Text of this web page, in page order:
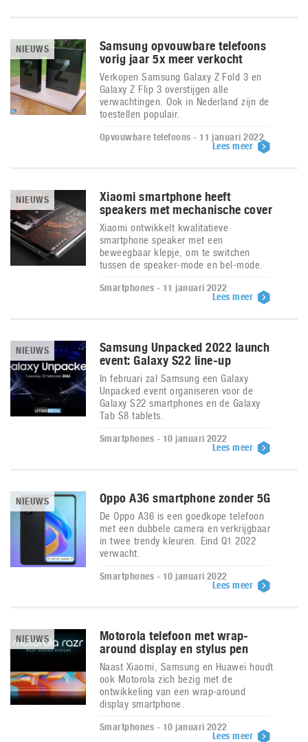
NIEUWS
Samsung opvouwbare telefoons
vorig jaar 5x meer verkocht
Verkopen Samsung Galaxy Z Fold 3 en
Galaxy Z Flip 3 overstijgen alle
verwachtingen. Ook in Nederland zijn de
toestellen populair.
Opvouwbare telefoons - 11 januari 2022
Lees meer
NIEUWS
Xiaomi smartphone heeft
speakers met mechanische cover
Xiaomi ontwikkelt kwalitatieve
smartphone speaker met een
beweegbaar klepje, om te switchen
tussen de speaker-mode en bel-mode.
Smartphones - 11 januari 2022
Lees meer
NIEUWS
Samsung Unpacked 2022 launch
event: Galaxy S22 line-up
In februari zal Samsung een Galaxy
Unpacked event organiseren voor de
Galaxy S22 smartphones en de Galaxy
Tab S8 tablets.
Smartphones - 10 januari 2022
Lees meer
NIEUWS Oppo A36 smartphone zonder 5G
De Oppo A36 is een goedkope telefoon
met een dubbele camera en verkrijgbaar
in twee trendy kleuren. Eind Q1 2022
verwacht.
Smartphones - 10 januari 2022
Lees meer
NIEUWS
Motorola telefoon met wrap-
around display en stylus pen
Naast Xiaomi, Samsung en Huawei houdt
ook Motorola zich bezig met de
ontwikkeling van een wrap-around
display smartphone.
Smartphones - 10 januari 2022
Lees meer